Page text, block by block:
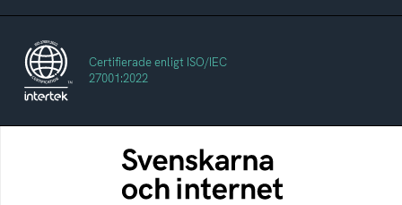
Certifierade enligt ISO/IEC
27001:2022
Svenskarna och internet
En årlig studie av svenska folkets
internetvanor